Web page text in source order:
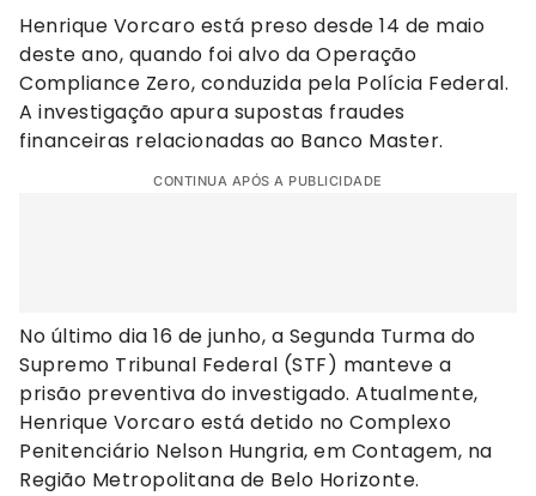
Henrique Vorcaro está preso desde 14 de maio
deste ano, quando foi alvo da Operação
Compliance Zero, conduzida pela Polícia Federal.
A investigação apura supostas fraudes
financeiras relacionadas ao Banco Master.
CONTINUA APÓS A PUBLICIDADE
No último dia 16 de junho, a Segunda Turma do
Supremo Tribunal Federal (STF) manteve a
prisão preventiva do investigado. Atualmente,
Henrique Vorcaro está detido no Complexo
Penitenciário Nelson Hungria, em Contagem, na
Região Metropolitana de Belo Horizonte.